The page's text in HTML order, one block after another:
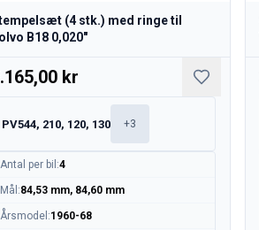
(4 stk.) med ringe til
B18 0,020"
kr
PV544, 210, 120, 130 +3
Antal per bil :4
Mål :84,53 mm, 84,60 mm
Årsmodel :1960-68